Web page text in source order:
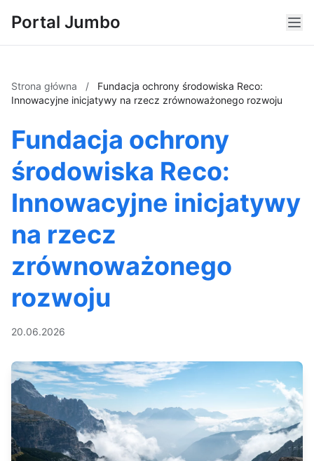
Portal Jumbo
Strona główna /
Fundacja ochrony środowiska Reco:
Innowacyjne inicjatywy na rzecz zrównoważonego rozwoju
Fundacja ochrony
środowiska Reco:
Innowacyjne inicjatywy
na rzecz
zrównoważonego
rozwoju
20.06.2026